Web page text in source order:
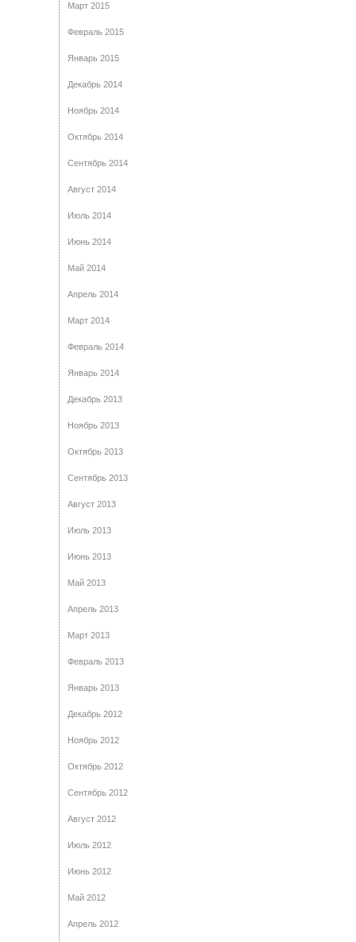
Март 2015
Февраль 2015
Январь 2015
Декабрь 2014
Ноябрь 2014
Октябрь 2014
Сентябрь 2014
Август 2014
Июль 2014
Июнь 2014
Май 2014
Апрель 2014
Март 2014
Февраль 2014
Январь 2014
Декабрь 2013
Ноябрь 2013
Октябрь 2013
Сентябрь 2013
Август 2013
Июль 2013
Июнь 2013
Май 2013
Апрель 2013
Март 2013
Февраль 2013
Январь 2013
Декабрь 2012
Ноябрь 2012
Октябрь 2012
Сентябрь 2012
Август 2012
Июль 2012
Июнь 2012
Май 2012
Апрель 2012